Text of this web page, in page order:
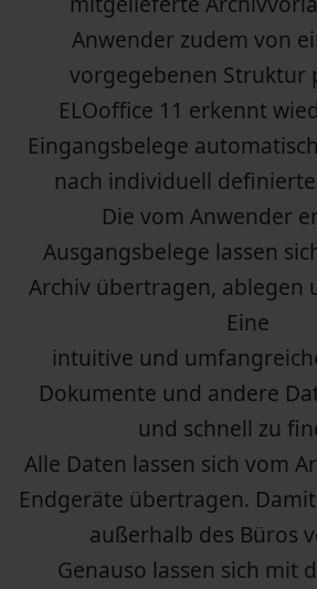
Anwender zudem von
vorgegebenen Struktur
ELOoffice 11 erkennt
Eingangsbelege
nach individuell
Die vom Anwender
Ausgangsbelege lassen
Archiv übertragen, ablegen
Eine
intuitive und
Dokumente und andere
und schnell zu
Alle Daten lassen sich vom
Endgeräte übertragen.
außerhalb des Büros
Genauso lassen sich mit